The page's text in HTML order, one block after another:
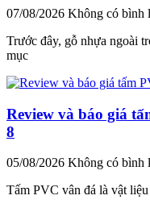
07/08/2026 Không có bình
Trước đây, gỗ nhựa ngoài
mục
Review và báo giá
8
05/08/2026 Không có bình
Tấm PVC vân đá là vật